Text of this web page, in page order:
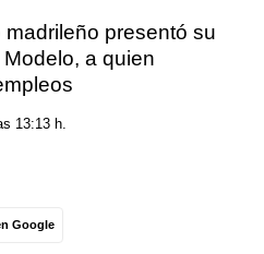
presentó su
a quien
13:13 h.
Google